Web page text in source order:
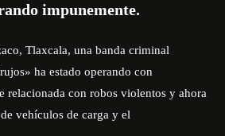
impunemente.
Tlaxcala, una banda criminal
ha estado operando con
relacionada con robos violentos y ahora
vehículos de carga y el